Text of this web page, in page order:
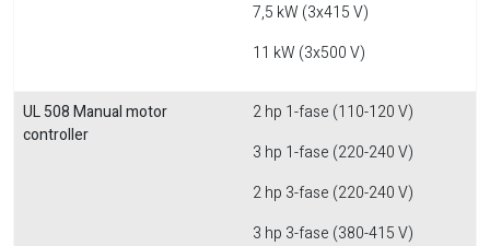
7,5 kW (3x415 V)
11 kW (3x500 V)
UL 508 Manual motor
controller
2 hp 1-fase (110-120 V)
3 hp 1-fase (220-240 V)
2 hp 3-fase (220-240 V)
3 hp 3-fase (380-415 V)